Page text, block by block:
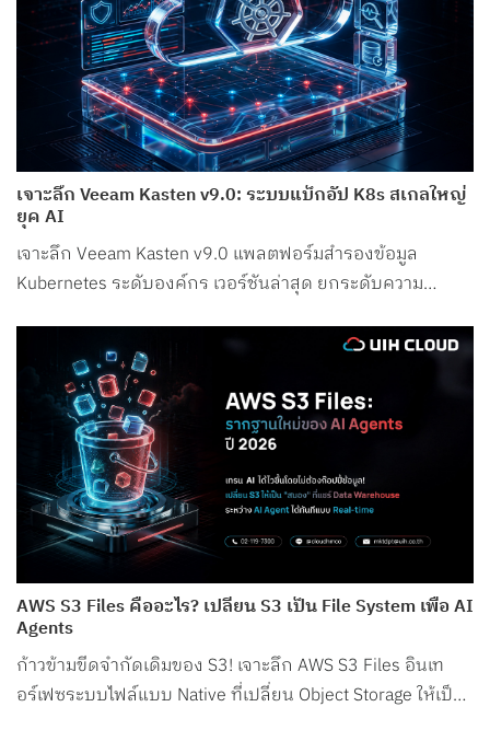
เจาะลึก Veeam Kasten v9.0: ระบบแบ็กอัป K8s สเกลใหญ่
ยุค AI
เจาะลึก Veeam Kasten v9.0 แพลตฟอร์มสำรองข้อมูล
Kubernetes ระดับองค์กร เวอร์ชันล่าสุด ยกระดับความ
AWS S3 Files คืออะไร? เปลี่ยน S3 เป็น File System เพื่อ AI
Agents
ก้าวข้ามขีดจำกัดเดิมของ S3! เจาะลึก AWS S3 Files อินเท
อร์เฟซระบบไฟล์แบบ Native ที่เปลี่ยน Object Storage ให้เป็น